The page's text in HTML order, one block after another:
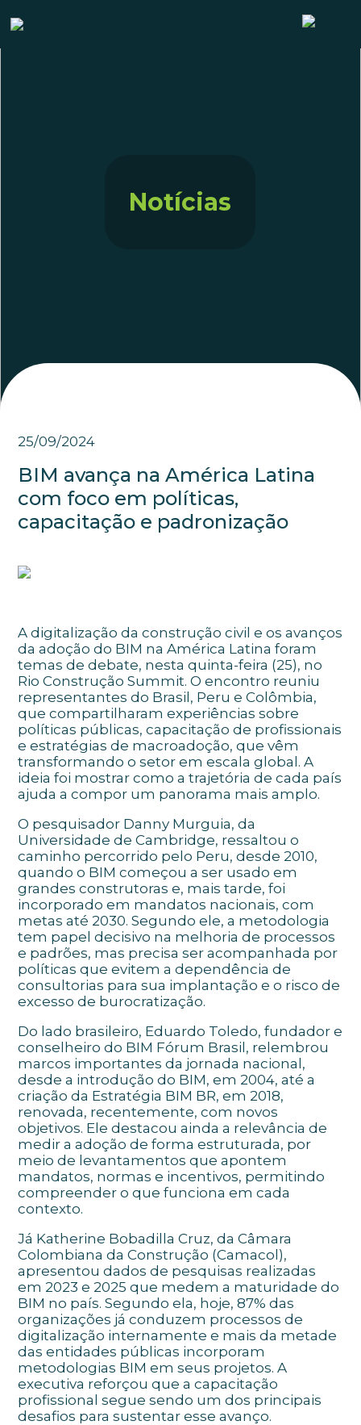
Notícias
25/09/2024
BIM avança na América Latina
com foco em políticas,
capacitação e padronização
A digitalização da construção civil e os avanços
da adoção do BIM na América Latina foram
temas de debate, nesta quinta-feira (25), no
Rio Construção Summit. O encontro reuniu
representantes do Brasil, Peru e Colômbia,
que compartilharam experiências sobre
políticas públicas, capacitação de profissionais
e estratégias de macroadoção, que vêm
transformando o setor em escala global. A
ideia foi mostrar como a trajetória de cada país
ajuda a compor um panorama mais amplo.
O pesquisador Danny Murguia, da
Universidade de Cambridge, ressaltou o
caminho percorrido pelo Peru, desde 2010,
quando o BIM começou a ser usado em
grandes construtoras e, mais tarde, foi
incorporado em mandatos nacionais, com
metas até 2030. Segundo ele, a metodologia
tem papel decisivo na melhoria de processos
e padrões, mas precisa ser acompanhada por
políticas que evitem a dependência de
consultorias para sua implantação e o risco de
excesso de burocratização.
Do lado brasileiro, Eduardo Toledo, fundador e
conselheiro do BIM Fórum Brasil, relembrou
marcos importantes da jornada nacional,
desde a introdução do BIM, em 2004, até a
criação da Estratégia BIM BR, em 2018,
renovada, recentemente, com novos
objetivos. Ele destacou ainda a relevância de
medir a adoção de forma estruturada, por
meio de levantamentos que apontem
mandatos, normas e incentivos, permitindo
compreender o que funciona em cada
contexto.
Já Katherine Bobadilla Cruz, da Câmara
Colombiana da Construção (Camacol),
apresentou dados de pesquisas realizadas
em 2023 e 2025 que medem a maturidade do
BIM no país. Segundo ela, hoje, 87% das
organizações já conduzem processos de
digitalização internamente e mais da metade
das entidades públicas incorporam
metodologias BIM em seus projetos. A
executiva reforçou que a capacitação
profissional segue sendo um dos principais
desafios para sustentar esse avanço.